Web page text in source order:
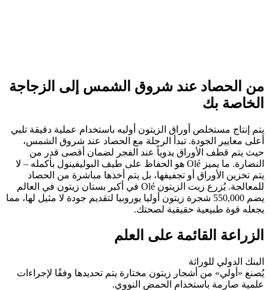
من الحصاد عند شروق الشمس إلى الزجاجة
الخاصة بك
يتم إنتاج مستخلص أوراق الزيتون أوليه باستخدام عملية دقيقة تلبي
أعلى معايير الجودة. تبدأ الرحلة مع الحصاد عند شروق الشمس،
حيث يتم قطف الأوراق يدوياً عند الفجر لضمان أقصى قدر من
النضارة. ما يميز Olé هو الحفاظ على طيف البوليفينول بأكمله – لا
يتم تخزين الأوراق أو تجفيفها، بل يتم أخذها مباشرة من الحصاد
للمعالجة. يُزرع زيت الزيتون Olé في أكبر بستان زيتون في العالم
يضم 550,000 شجرة زيتون أوليا يوروبيا لتقديم جودة لا مثيل لها، مما
يجعله قوة طبيعية حقيقية لصحتك.
الزراعة القائمة على العلم
البنك الدولي للوراثة
يُصنع «أولي» من أشجار زيتون مختارة يتم تحديدها وفقًا لإجراءات
علمية صارمة باستخدام الحمض النووي.